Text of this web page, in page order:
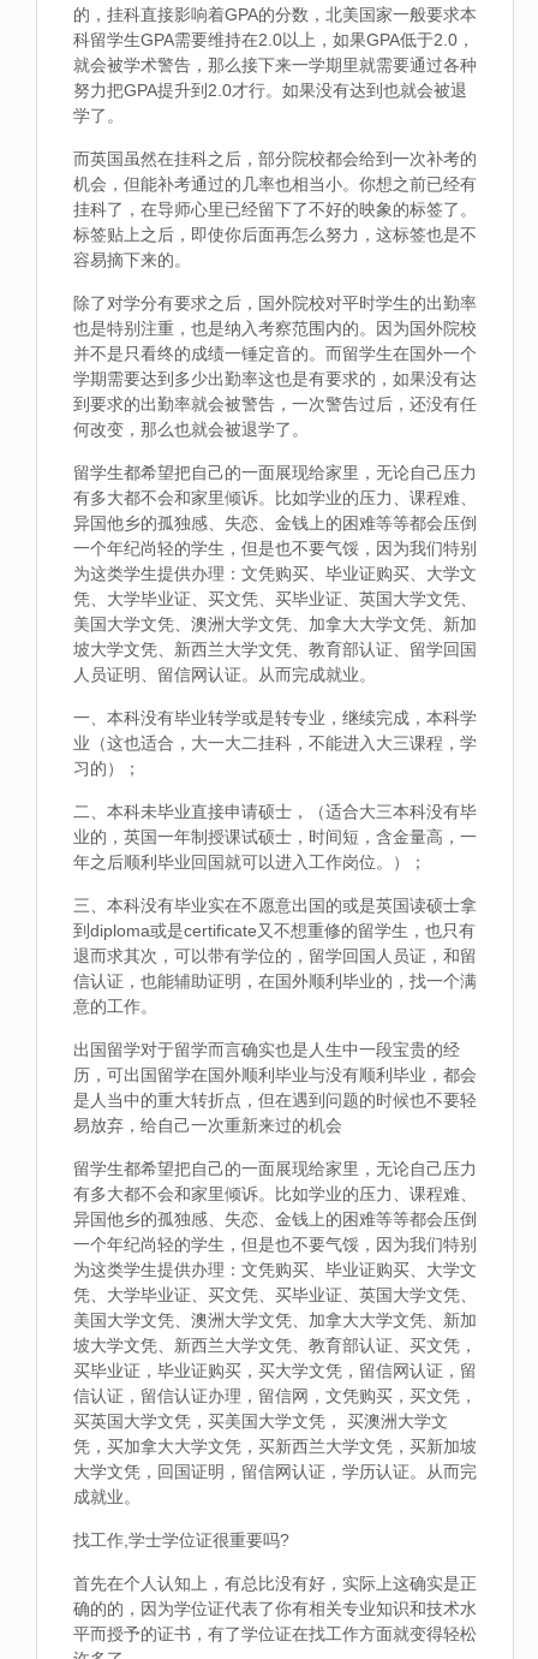
的，挂科直接影响着GPA的分数，北美国家一般要求本
科留学生GPA需要维持在2.0以上，如果GPA低于2.0，
就会被学术警告，那么接下来一学期里就需要通过各种
努力把GPA提升到2.0才行。如果没有达到也就会被退
学了。
而英国虽然在挂科之后，部分院校都会给到一次补考的
机会，但能补考通过的几率也相当小。你想之前已经有
挂科了，在导师心里已经留下了不好的映象的标签了。
标签贴上之后，即使你后面再怎么努力，这标签也是不
容易摘下来的。
除了对学分有要求之后，国外院校对平时学生的出勤率
也是特别注重，也是纳入考察范围内的。因为国外院校
并不是只看终的成绩一锤定音的。而留学生在国外一个
学期需要达到多少出勤率这也是有要求的，如果没有达
到要求的出勤率就会被警告，一次警告过后，还没有任
何改变，那么也就会被退学了。
留学生都希望把自己的一面展现给家里，无论自己压力
有多大都不会和家里倾诉。比如学业的压力、课程难、
异国他乡的孤独感、失恋、金钱上的困难等等都会压倒
一个年纪尚轻的学生，但是也不要气馁，因为我们特别
为这类学生提供办理：文凭购买、毕业证购买、大学文
凭、大学毕业证、买文凭、买毕业证、英国大学文凭、
美国大学文凭、澳洲大学文凭、加拿大大学文凭、新加
坡大学文凭、新西兰大学文凭、教育部认证、留学回国
人员证明、留信网认证。从而完成就业。
一、本科没有毕业转学或是转专业，继续完成，本科学
业（这也适合，大一大二挂科，不能进入大三课程，学
习的）；
二、本科未毕业直接申请硕士，（适合大三本科没有毕
业的，英国一年制授课试硕士，时间短，含金量高，一
年之后顺利毕业回国就可以进入工作岗位。）；
三、本科没有毕业实在不愿意出国的或是英国读硕士拿
到diploma或是certificate又不想重修的留学生，也只有
退而求其次，可以带有学位的，留学回国人员证，和留
信认证，也能辅助证明，在国外顺利毕业的，找一个满
意的工作。
出国留学对于留学而言确实也是人生中一段宝贵的经
历，可出国留学在国外顺利毕业与没有顺利毕业，都会
是人当中的重大转折点，但在遇到问题的时候也不要轻
易放弃，给自己一次重新来过的机会
留学生都希望把自己的一面展现给家里，无论自己压力
有多大都不会和家里倾诉。比如学业的压力、课程难、
异国他乡的孤独感、失恋、金钱上的困难等等都会压倒
一个年纪尚轻的学生，但是也不要气馁，因为我们特别
为这类学生提供办理：文凭购买、毕业证购买、大学文
凭、大学毕业证、买文凭、买毕业证、英国大学文凭、
美国大学文凭、澳洲大学文凭、加拿大大学文凭、新加
坡大学文凭、新西兰大学文凭、教育部认证、买文凭，
买毕业证，毕业证购买，买大学文凭，留信网认证，留
信认证，留信认证办理，留信网，文凭购买，买文凭，
买英国大学文凭，买美国大学文凭， 买澳洲大学文
凭，买加拿大大学文凭，买新西兰大学文凭，买新加坡
大学文凭，回国证明，留信网认证，学历认证。从而完
成就业。
找工作,学士学位证很重要吗?
首先在个人认知上，有总比没有好，实际上这确实是正
确的的，因为学位证代表了你有相关专业知识和技术水
平而授予的证书，有了学位证在找工作方面就变得轻松